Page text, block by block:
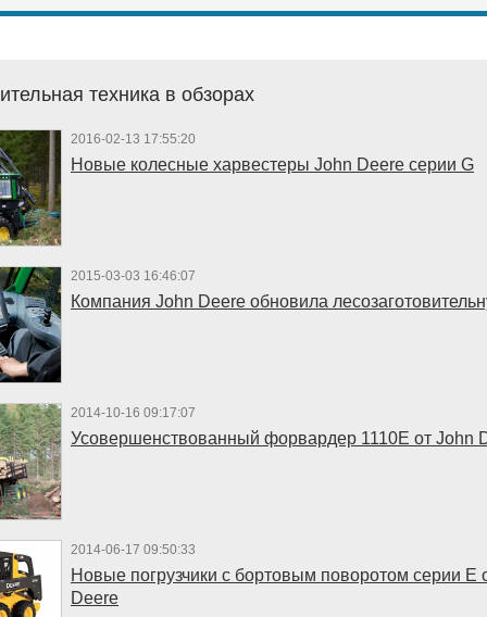
техника в обзорах
2016-02-13 17:55:20
Новые колесные харвестеры John Deere серии G
2015-03-03 16:46:07
Компания John Deere обновила
2014-10-16 09:17:07
Усовершенствованный форвардер 1110E от John
2014-06-17 09:50:33
Новые погрузчики c бортовым поворотом серии Е
Deere